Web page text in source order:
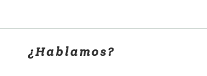
¿Hablamos?